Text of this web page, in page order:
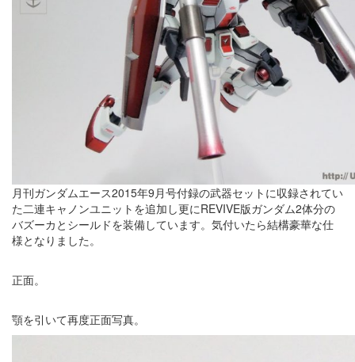
月刊ガンダムエース2015年9月号付録の武器セットに収録されてい
た二連キャノンユニットを追加し更にREVIVE版ガンダム2体分の
バズーカとシールドを装備しています。気付いたら結構豪華な仕
様となりました。
正面。
顎を引いて再度正面写真。